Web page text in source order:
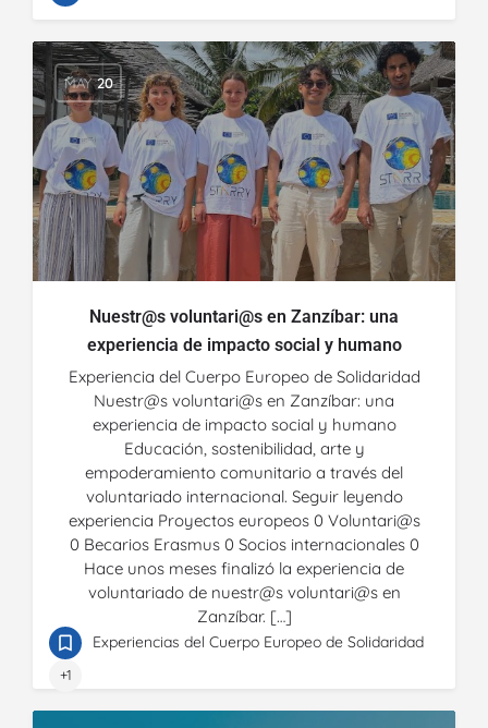
MAY 20
Nuestr@s voluntari@s en Zanzíbar: una
experiencia de impacto social y humano
Experiencia del Cuerpo Europeo de Solidaridad
Nuestr@s voluntari@s en Zanzíbar: una
experiencia de impacto social y humano
Educación, sostenibilidad, arte y
empoderamiento comunitario a través del
voluntariado internacional. Seguir leyendo
experiencia Proyectos europeos 0 Voluntari@s
0 Becarios Erasmus 0 Socios internacionales 0
Hace unos meses finalizó la experiencia de
voluntariado de nuestr@s voluntari@s en
Zanzíbar. […]
Experiencias del Cuerpo Europeo de Solidaridad
+1